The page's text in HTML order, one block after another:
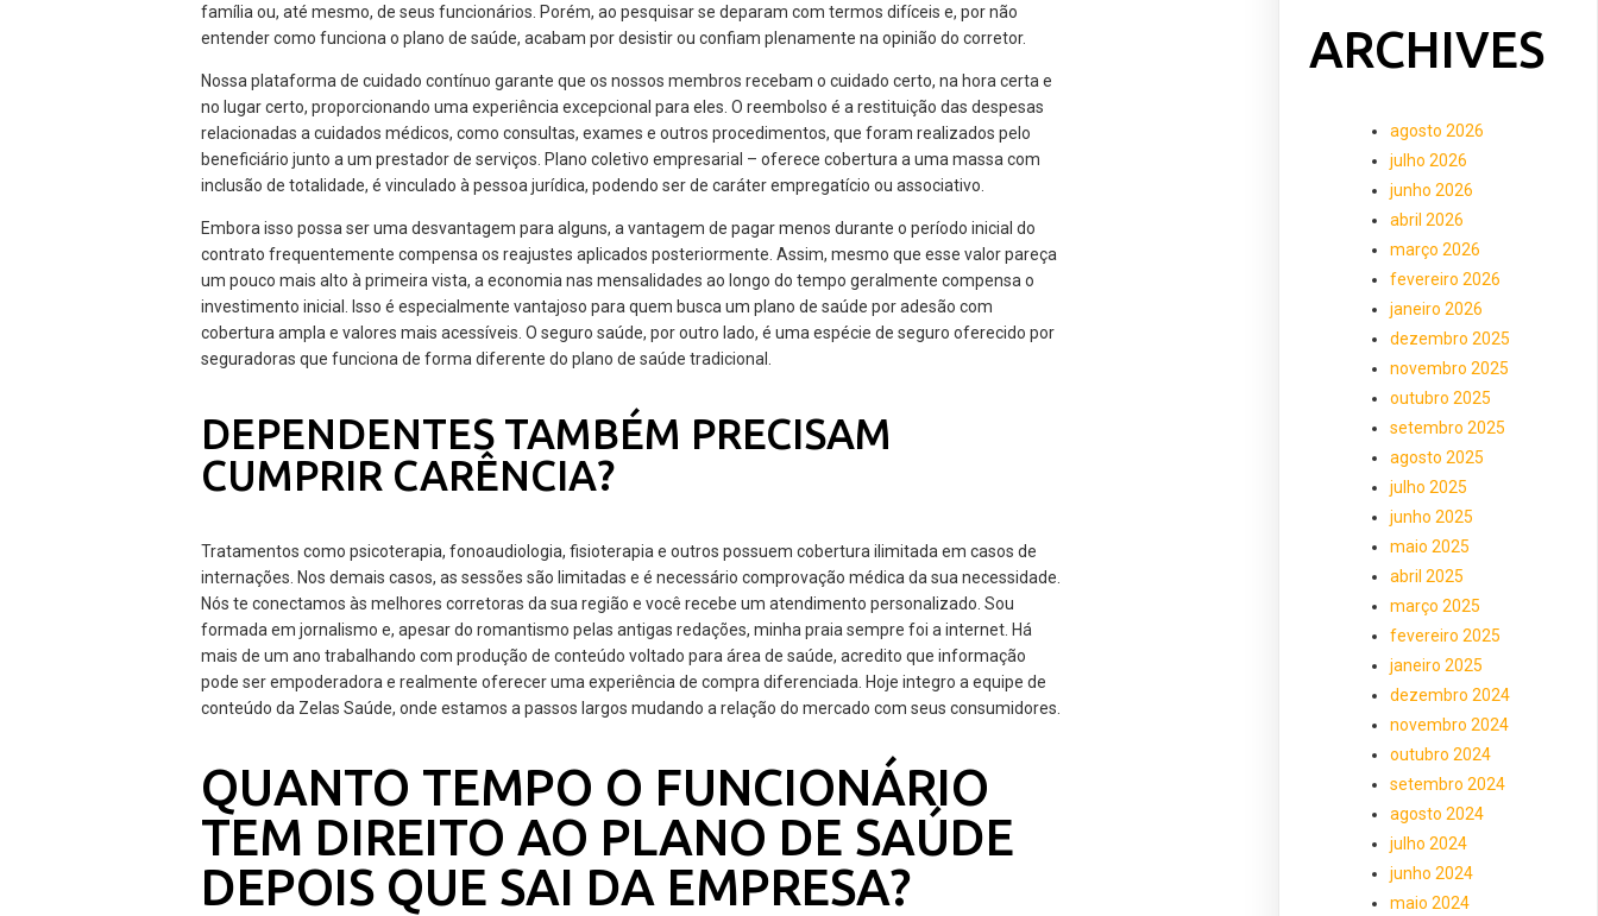
família ou, até mesmo, de seus funcionários. Porém, ao pesquisar se deparam com termos difíceis e, por não
entender como funciona o plano de saúde, acabam por desistir ou confiam plenamente na opinião do corretor.
Nossa plataforma de cuidado contínuo garante que os nossos membros recebam o cuidado certo, na hora certa e
no lugar certo, proporcionando uma experiência excepcional para eles. O reembolso é a restituição das despesas
relacionadas a cuidados médicos, como consultas, exames e outros procedimentos, que foram realizados pelo
beneficiário junto a um prestador de serviços. Plano coletivo empresarial – oferece cobertura a uma massa com
inclusão de totalidade, é vinculado à pessoa jurídica, podendo ser de caráter empregatício ou associativo.
Embora isso possa ser uma desvantagem para alguns, a vantagem de pagar menos durante o período inicial do
contrato frequentemente compensa os reajustes aplicados posteriormente. Assim, mesmo que esse valor pareça
um pouco mais alto à primeira vista, a economia nas mensalidades ao longo do tempo geralmente compensa o
investimento inicial. Isso é especialmente vantajoso para quem busca um plano de saúde por adesão com
cobertura ampla e valores mais acessíveis. O seguro saúde, por outro lado, é uma espécie de seguro oferecido por
seguradoras que funciona de forma diferente do plano de saúde tradicional.
DEPENDENTES TAMBÉM PRECISAM
CUMPRIR CARÊNCIA?
Tratamentos como psicoterapia, fonoaudiologia, fisioterapia e outros possuem cobertura ilimitada em casos de
internações. Nos demais casos, as sessões são limitadas e é necessário comprovação médica da sua necessidade.
Nós te conectamos às melhores corretoras da sua região e você recebe um atendimento personalizado. Sou
formada em jornalismo e, apesar do romantismo pelas antigas redações, minha praia sempre foi a internet. Há
mais de um ano trabalhando com produção de conteúdo voltado para área de saúde, acredito que informação
pode ser empoderadora e realmente oferecer uma experiência de compra diferenciada. Hoje integro a equipe de
conteúdo da Zelas Saúde, onde estamos a passos largos mudando a relação do mercado com seus consumidores.
QUANTO TEMPO O FUNCIONÁRIO
TEM DIREITO AO PLANO DE SAÚDE
DEPOIS QUE SAI DA EMPRESA?
ARCHIVES
agosto 2026
julho 2026
junho 2026
abril 2026
março 2026
fevereiro 2026
janeiro 2026
dezembro 2025
novembro 2025
outubro 2025
setembro 2025
agosto 2025
julho 2025
junho 2025
maio 2025
abril 2025
março 2025
fevereiro 2025
janeiro 2025
dezembro 2024
novembro 2024
outubro 2024
setembro 2024
agosto 2024
julho 2024
junho 2024
maio 2024